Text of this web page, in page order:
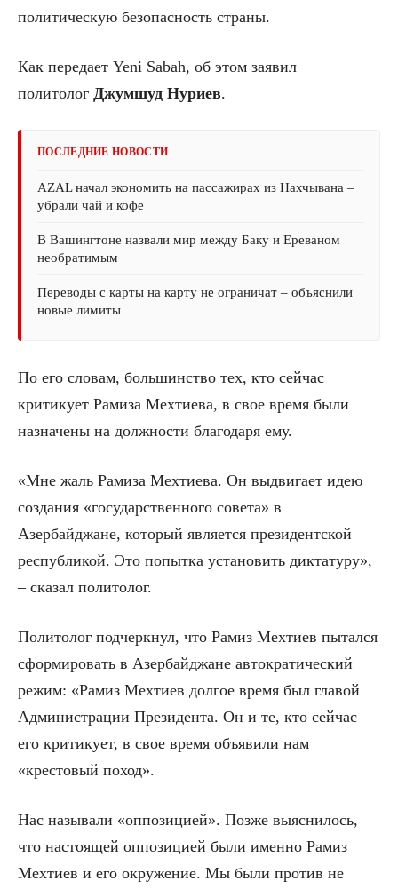
политическую безопасность страны.
Как передает Yeni Sabah, об этом заявил
политолог Джумшуд Нуриев.
ПОСЛЕДНИЕ НОВОСТИ
AZAL начал экономить на пассажирах из Нахчывана –
убрали чай и кофе
В Вашингтоне назвали мир между Баку и Ереваном
необратимым
Переводы с карты на карту не ограничат – объяснили
новые лимиты
По его словам, большинство тех, кто сейчас
критикует Рамиза Мехтиева, в свое время были
назначены на должности благодаря ему.
«Мне жаль Рамиза Мехтиева. Он выдвигает идею
создания «государственного совета» в
Азербайджане, который является президентской
республикой. Это попытка установить диктатуру»,
– сказал политолог.
Политолог подчеркнул, что Рамиз Мехтиев пытался
сформировать в Азербайджане автократический
режим: «Рамиз Мехтиев долгое время был главой
Администрации Президента. Он и те, кто сейчас
его критикует, в свое время объявили нам
«крестовый поход».
Нас называли «оппозицией». Позже выяснилось,
что настоящей оппозицией были именно Рамиз
Мехтиев и его окружение. Мы были против не